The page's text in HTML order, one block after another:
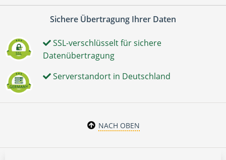
Sichere Übertragung Ihrer Daten
SSL-verschlüsselt für sichere
Datenübertragung
Serverstandort in Deutschland
NACH OBEN